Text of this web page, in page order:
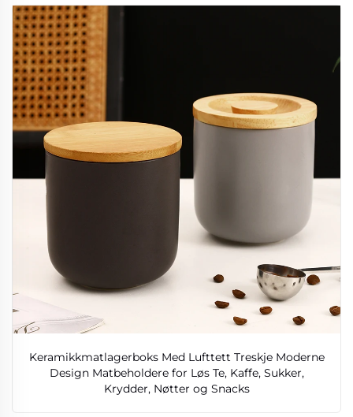
Keramikkmatlagerboks Med Lufttett Treskje Moderne
Design Matbeholdere for Løs Te, Kaffe, Sukker,
Krydder, Nøtter og Snacks